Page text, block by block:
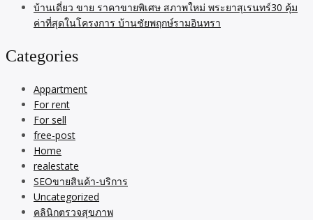
บ้านเดี่ยว ขาย ราคาขายพิเศษ สภาพใหม่ พระยาสุเรนทร์30 คุ้ม
ค่าที่สุดในโครงการ บ้านชัยพฤกษ์รามอินทรา
Categories
Appartment
For rent
For sell
free-post
Home
realestate
SEOขายสินค้า-บริการ
Uncategorized
คลินิกตรวจสุขภาพ